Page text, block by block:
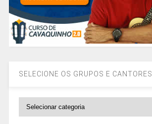
SELECIONE OS GRUPOS E CANTORES
SELECIONE